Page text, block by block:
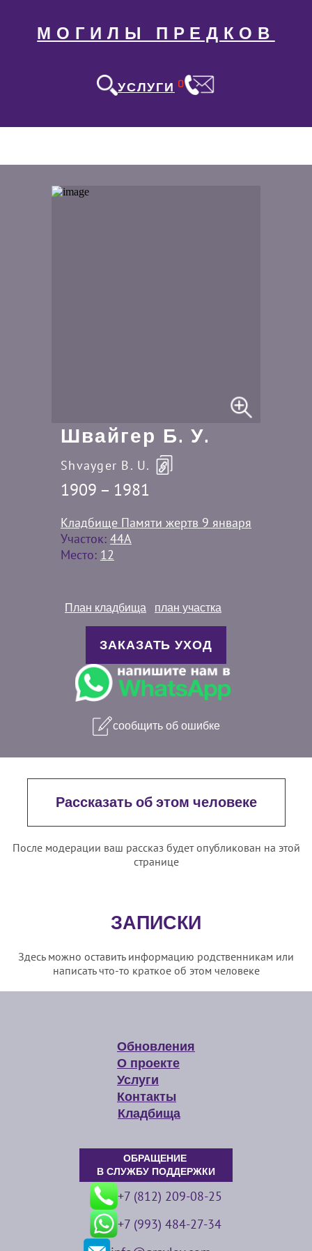
МОГИЛЫ ПРЕДКОВ
УСЛУГИ 0
Швайгер Б. У.
Shvayger B. U.
1909 – 1981
Кладбище Памяти жертв 9 января
Участок: 44A
Место: 12
План кладбища план участка
ЗАКАЗАТЬ УХОД
сообщить об ошибке
Рассказать об этом человеке
После модерации ваш рассказ будет опубликован на этой
странице
ЗАПИСКИ
Здесь можно оставить информацию родственникам или
написать что-то краткое об этом человеке
Обновления
О проекте
Услуги
Контакты
Кладбища
ОБРАЩЕНИЕ
В СЛУЖБУ ПОДДЕРЖКИ
+7 (812) 209-08-25
+7 (993) 484-27-34